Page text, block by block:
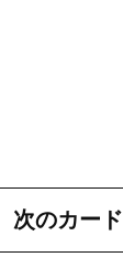
次のカード